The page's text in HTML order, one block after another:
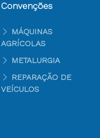
Convenções
MÁQUINAS
AGRÍCOLAS
METALURGIA
REPARAÇÃO DE
VEÍCULOS